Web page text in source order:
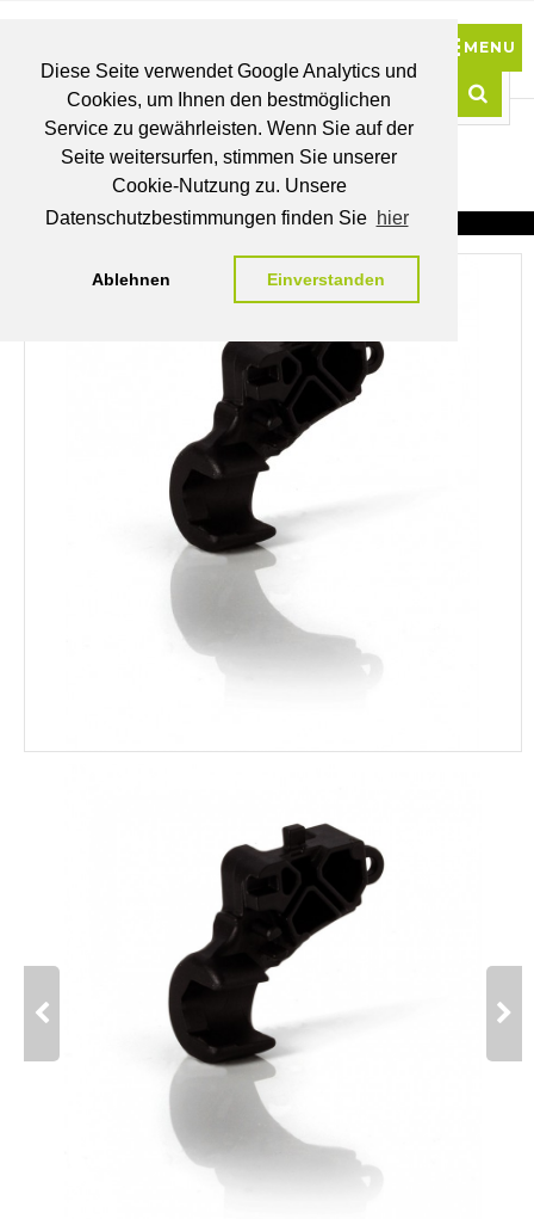
Diese Seite verwendet Google Analytics und
Cookies, um Ihnen den bestmöglichen
Service zu gewährleisten. Wenn Sie auf der
Seite weitersurfen, stimmen Sie unserer
Cookie-Nutzung zu. Unsere
Datenschutzbestimmungen finden Sie hier
Ablehnen Einverstanden
BRUTTO
PREISE
MEIN
WUNSCHLISTE